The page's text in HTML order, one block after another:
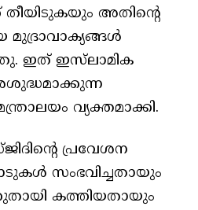
തീയിടുകയും അതിന്റെ
ഇത് ഇസ്‌ലാമിക
വ്യക്തമാക്കി.
പ്രവേശന
സംഭവിച്ചതായും
കത്തിയതായും